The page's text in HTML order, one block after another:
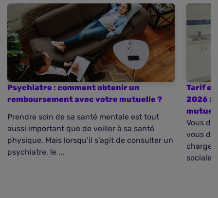
Psychiatre : comment obtenir un
remboursement avec votre mutuelle ?
Prendre soin de sa santé mentale est tout
aussi important que de veiller à sa santé
physique. Mais lorsqu’il s’agit de consulter un
psychiatre, le ...
Tarif et
2026 :
Vous
vous
charge
sociale